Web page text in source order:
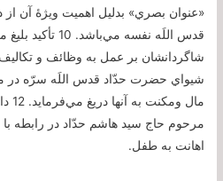
«عنوان بصري» بدليل اهميت ويژۀ آن از
قدس اللَه نفسه
شيواي حضرت حدّاد قدس اللَه سرّه در
مرحوم حاج سيد هاشم حدّاد در رابطه
اهانت به طفل.